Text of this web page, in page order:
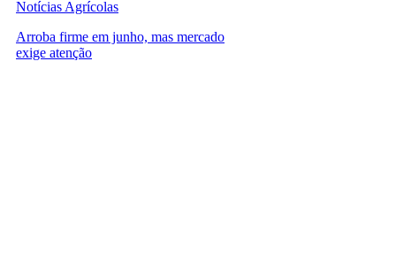
Notícias Agrícolas
Arroba firme em junho, mas mercado
exige atenção